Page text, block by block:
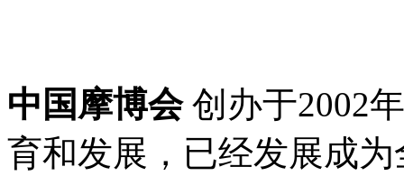
中国摩博会 创办于2002
育和发展，已经发展成